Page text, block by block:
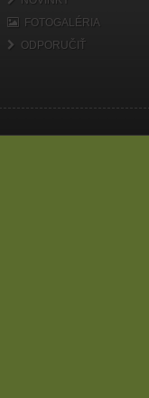
FOTOGALÉRIA
ODPORUČIŤ